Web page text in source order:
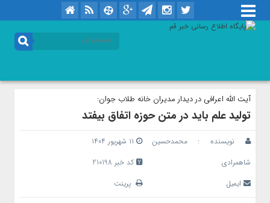
آیت الله اعرافی در دیدار مدیران خانه طلاب جوان:
تولید علم باید در متن حوزه اتفاق بیفتد
نویسنده :محمدحسین
شاهمرادی
کد خبر 210198
ایمیل
پرینت